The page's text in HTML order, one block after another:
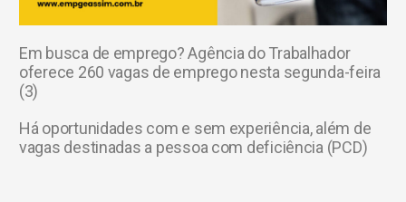
Em busca de emprego? Agência do Trabalhador
oferece 260 vagas de emprego nesta segunda-feira
(3)
Há oportunidades com e sem experiência, além de
vagas destinadas a pessoa com deficiência (PCD)